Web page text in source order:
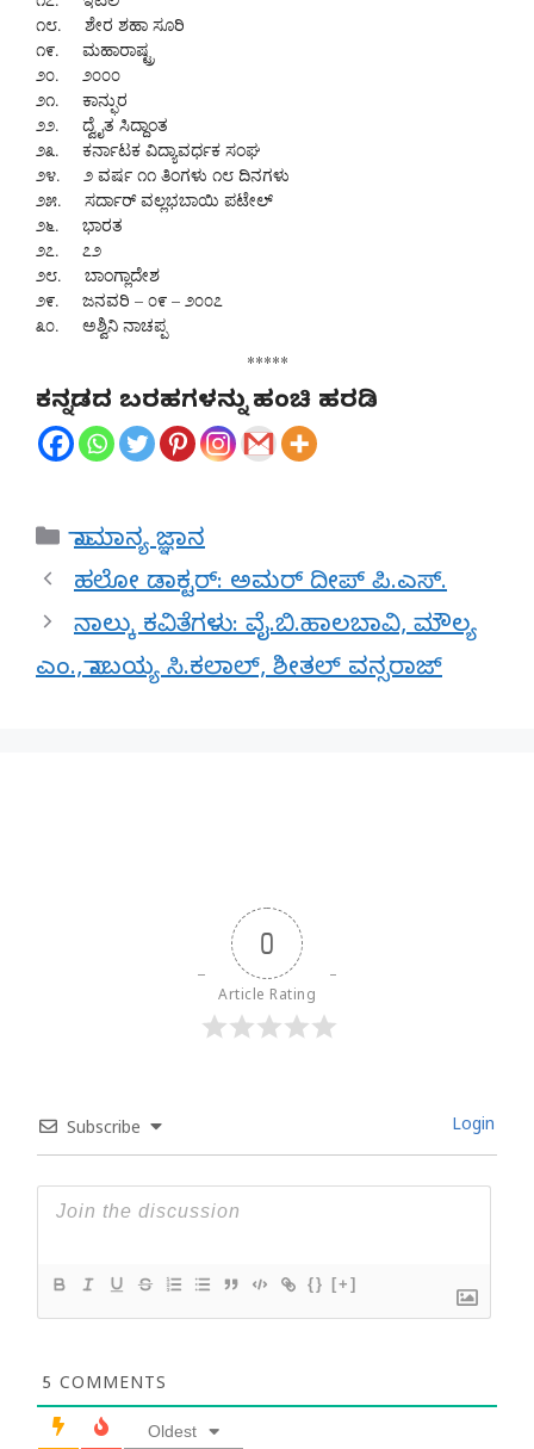
೧೮. ಶೇರ ಶಹಾ ಸೂರಿ
೧೯. ಮಹಾರಾಷ್ಟ್ರ
೨೦. ೨೦೦೦
೨೧. ಕಾನ್ಫುರ
೨೨. ದ್ವೈತ ಸಿದ್ದಾಂತ
೨೩. ಕರ್ನಾಟಕ ವಿದ್ಯಾವರ್ಧಕ ಸಂಘ
೨೪. ೨ ವರ್ಷ ೧೧ ತಿಂಗಳು ೧೮ ದಿನಗಳು
೨೫. ಸರ್ದಾರ್ ವಲ್ಲಭಬಾಯಿ ಪಟೇಲ್
೨೬. ಭಾರತ
೨೭. ೭೨
೨೮. ಬಾಂಗ್ಲಾದೇಶ
೨೯. ಜನವರಿ – ೦೯ – ೨೦೦೭
೩೦. ಅಶ್ವಿನಿ ನಾಚಪ್ಪ
*****
ಕನ್ನಡದ ಬರಹಗಳನ್ನು ಹಂಚಿ ಹರಡಿ
Categories
ಸಾಮಾನ್ಯ ಜ್ಞಾನ
ಹಲೋ ಡಾಕ್ಟರ್: ಅಮರ್ ದೀಪ್ ಪಿ.ಎಸ್.
ನಾಲ್ಕು ಕವಿತೆಗಳು: ವೈ.ಬಿ.ಹಾಲಬಾವಿ, ಮೌಲ್ಯ
ಎಂ., ಸಾಬಯ್ಯ ಸಿ.ಕಲಾಲ್, ಶೀತಲ್ ವನ್ಸರಾಜ್
0
Article Rating
Subscribe Login
{} [+]
5 COMMENTS
Oldest